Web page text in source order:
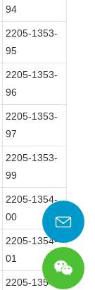
94
2205-1353-
95
2205-1353-
96
2205-1353-
97
2205-1353-
99
2205-1354-
00
2205-1354-
01
2205-1354-